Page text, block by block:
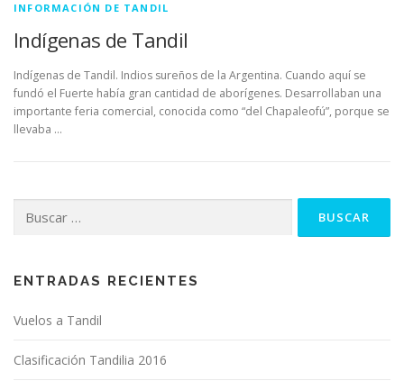
INFORMACIÓN DE TANDIL
Indígenas de Tandil
Indígenas de Tandil. Indios sureños de la Argentina. Cuando aquí se
fundó el Fuerte había gran cantidad de aborígenes. Desarrollaban una
importante feria comercial, conocida como “del Chapaleofú”, porque se
llevaba …
ENTRADAS RECIENTES
Vuelos a Tandil
Clasificación Tandilia 2016